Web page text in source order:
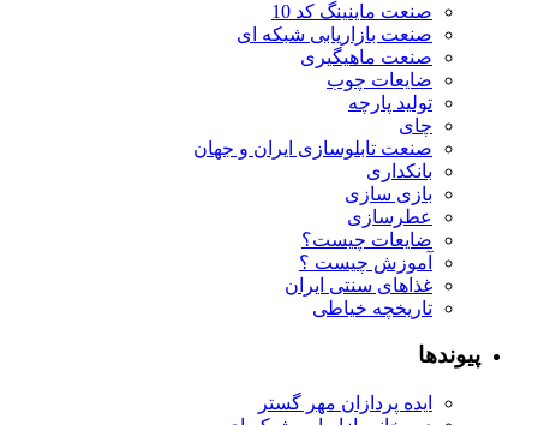
صنعت ماینینگ کد 10
صنعت بازاریابی شبکه ای
صنعت ماهیگیری
ضایعات چوب
تولید پارچه
چای
صنعت تابلوسازی ایران و جهان
بانکداری
بازی سازی
عطرسازی
ضایعات چیست؟
آموزش چیست ؟
غذاهای سنتی ایران
تاریخچه خیاطی
پیوندها
ایده پردازان مهر گستر